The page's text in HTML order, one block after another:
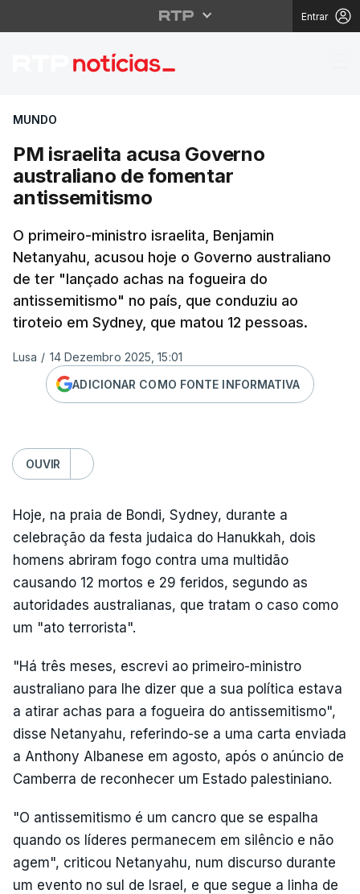
Entrar
PM israelita acusa
MUNDO
PM israelita acusa Governo
australiano de fomentar
antissemitismo
O primeiro-ministro israelita, Benjamin
Netanyahu, acusou hoje o Governo australiano
de ter "lançado achas na fogueira do
antissemitismo" no país, que conduziu ao
tiroteio em Sydney, que matou 12 pessoas.
Lusa / 14 Dezembro 2025, 15:01
ADICIONAR COMO FONTE INFORMATIVA
OUVIR
Hoje, na praia de Bondi, Sydney, durante a
celebração da festa judaica do Hanukkah, dois
homens abriram fogo contra uma multidão
causando 12 mortos e 29 feridos, segundo as
autoridades australianas, que tratam o caso como
um "ato terrorista".
"Há três meses, escrevi ao primeiro-ministro
australiano para lhe dizer que a sua política estava
a atirar achas para a fogueira do antissemitismo",
disse Netanyahu, referindo-se a uma carta enviada
a Anthony Albanese em agosto, após o anúncio de
Camberra de reconhecer um Estado palestiniano.
"O antissemitismo é um cancro que se espalha
quando os líderes permanecem em silêncio e não
agem", criticou Netanyahu, num discurso durante
um evento no sul de Israel, e que segue a linha de